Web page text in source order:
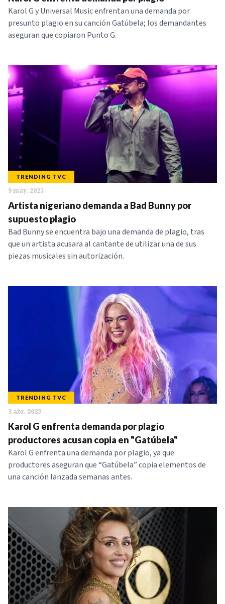
NOTICIAS
SERIES
Karol G y Universal Music enfrentan una demanda por
presunto plagio en su canción Gatúbela; los demandantes
aseguran que copiaron Punto G.
TRENDING TVC
9 may. 2025
Artista nigeriano demanda a Bad Bunny por
supuesto plagio
Bad Bunny se encuentra bajo una demanda de plagio, tras
que un artista acusara al cantante de utilizar una de sus
piezas musicales sin autorización.
TRENDING TVC
3 abr. 2025
Karol G enfrenta demanda por plagio
productores acusan copia en "Gatúbela"
Karol G enfrenta una demanda por plagio, ya que
productores aseguran que “Gatúbela” copia elementos de
una canción lanzada semanas antes.